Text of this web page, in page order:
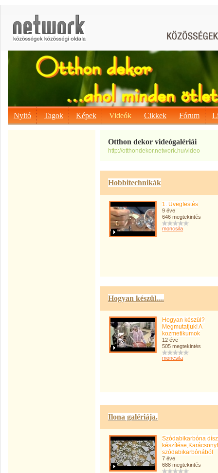
Nyitó Tagok Képek Videók Cikkek Fórum
Otthon dekor videógalériái
http://otthondekor.network.hu/video
Hobbitechnikák
1. Üvegfestés
9 éve
646 megtekintés
moncsila
Hogyan készül....
Hogyan készül?
Megmutatjuk! A
kozmetikumok
12 éve
505 megtekintés
moncsila
Ilona galériája.
Szódabikarbóna dísz
szódabikarbónából
7 éve
688 megtekintés